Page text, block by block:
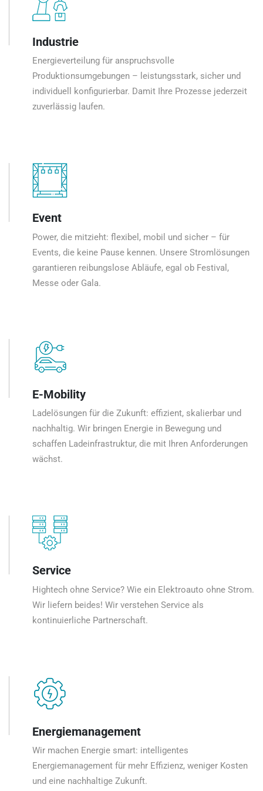
Industrie
Energieverteilung für anspruchsvolle
Produktionsumgebungen – leistungsstark, sicher und
individuell konfigurierbar. Damit Ihre Prozesse jederzeit
zuverlässig laufen.
Event
Power, die mitzieht: flexibel, mobil und sicher – für
Events, die keine Pause kennen. Unsere Stromlösungen
garantieren reibungslose Abläufe, egal ob Festival,
Messe oder Gala.
E-Mobility
Ladelösungen für die Zukunft: effizient, skalierbar und
nachhaltig. Wir bringen Energie in Bewegung und
schaffen Ladeinfrastruktur, die mit Ihren Anforderungen
wächst.
Service
Hightech ohne Service? Wie ein Elektroauto ohne Strom.
Wir liefern beides! Wir verstehen Service als
kontinuierliche Partnerschaft.
Energiemanagement
Wir machen Energie smart: intelligentes
Energiemanagement für mehr Effizienz, weniger Kosten
und eine nachhaltige Zukunft.